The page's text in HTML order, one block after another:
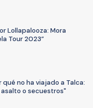
Lollapalooza: Mora
Tour 2023”
no ha viajado a Talca:
o secuestros"